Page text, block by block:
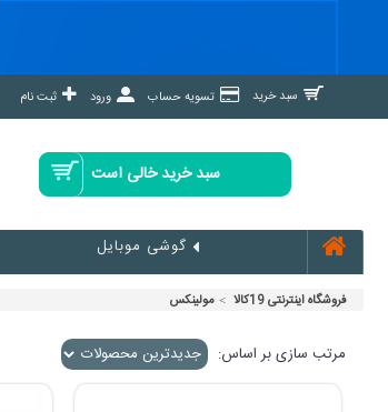
سبد خرید تسویه حساب ورود ثبت نام
سبد خرید خالی است
گوشی موبایل
فروشگاه اینترنتی 19کالا مولینکس
مرتب سازی بر اساس: